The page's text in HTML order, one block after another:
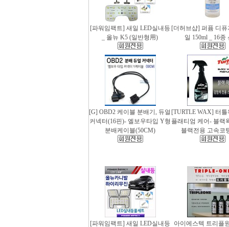
[파워임팩트] 새일 LED실내등
_ 올뉴 K5 (일반형用)
[더허브샵] 퍼퓸 디
일 150ml _ 16종
[G] OBD2 케이블 분배기, 듀얼
커넥터(16핀)- 엘보우타입 Y형
분배케이블(50CM)
[TURTLE WAX] 터
플래티엄 케어- 블랙
블랙전용 고속코
[파워임팩트] 새일 LED실내등 아이에스텍 트리플